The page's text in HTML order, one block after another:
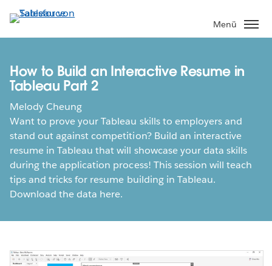
Direkt
zum
Inhalt
Menü
How to Build an Interactive Resume in
Tableau Part 2
Melody Cheung
Want to prove your Tableau skills to employers and
stand out against competition? Build an interactive
resume in Tableau that will showcase your data skills
during the application process! This session will teach
tips and tricks for resume building in Tableau.
Download the data here.